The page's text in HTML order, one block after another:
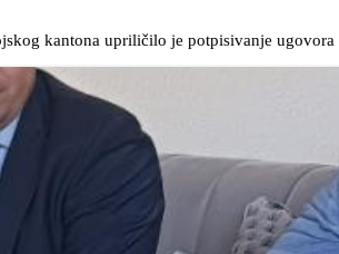
kantona upriličilo je potpisivanje ugovora